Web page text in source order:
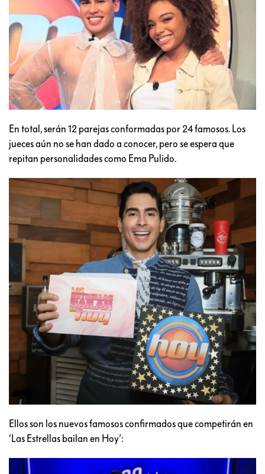
En total, serán 12 parejas conformadas por 24 famosos. Los
jueces aún no se han dado a conocer, pero se espera que
repitan personalidades como Ema Pulido.
Ellos son los nuevos famosos confirmados que competirán en
‘Las Estrellas bailan en Hoy’: